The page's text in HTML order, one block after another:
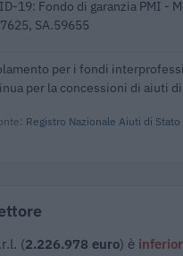
19: Fondo di garanzia PMI -
SA.59655
per i fondi
per la concessioni di aiuti
Registro Nazionale Aiuti di Stato
(2.226.978 euro) è